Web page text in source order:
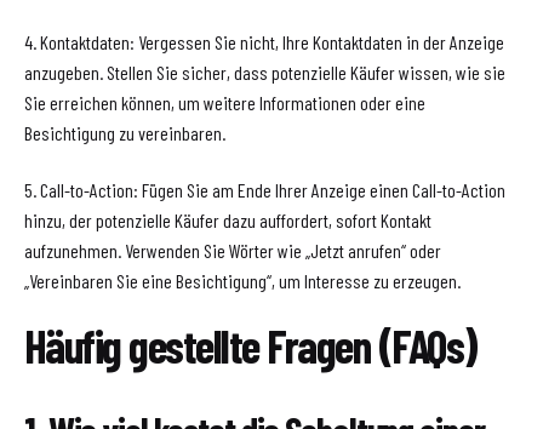
4. Kontaktdaten: Vergessen Sie nicht, Ihre Kontaktdaten in der Anzeige
anzugeben. Stellen Sie sicher, dass potenzielle Käufer wissen, wie sie
Sie erreichen können, um weitere Informationen oder eine
Besichtigung zu vereinbaren.
5. Call-to-Action: Fügen Sie am Ende Ihrer Anzeige einen Call-to-Action
hinzu, der potenzielle Käufer dazu auffordert, sofort Kontakt
aufzunehmen. Verwenden Sie Wörter wie „Jetzt anrufen“ oder
„Vereinbaren Sie eine Besichtigung“, um Interesse zu erzeugen.
Häufig gestellte Fragen (FAQs)